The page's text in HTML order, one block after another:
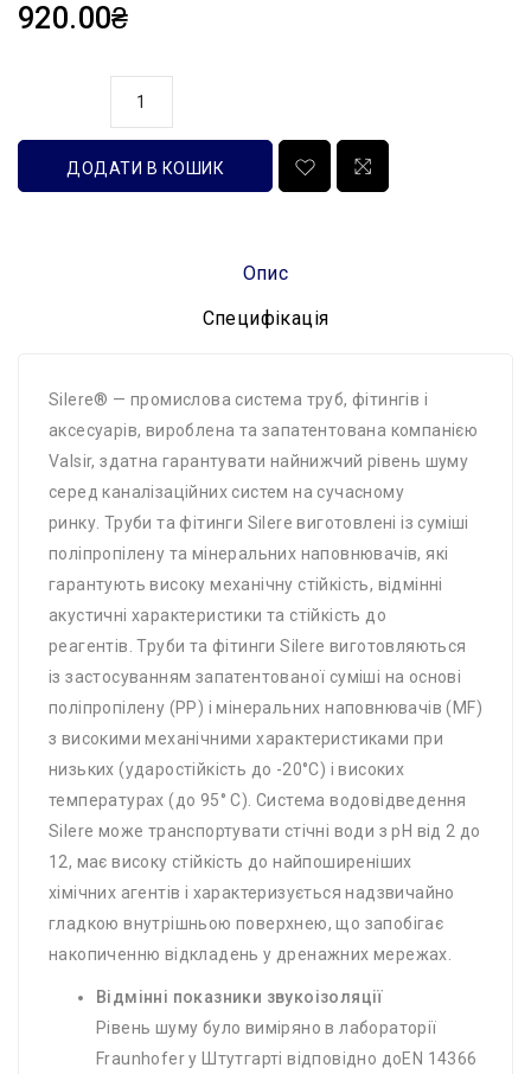
920.00₴
ДОДАТИ В КОШИК
Опис
Специфікація
Silere® — промислова система труб, фітингів і
аксесуарів, вироблена та запатентована компанією
Valsir, здатна гарантувати найнижчий рівень шуму
серед каналізаційних систем на сучасному
ринку. Труби та фітинги Silere виготовлені із суміші
поліпропілену та мінеральних наповнювачів, які
гарантують високу механічну стійкість, відмінні
акустичні характеристики та стійкість до
реагентів. Труби та фітинги Silere виготовляються
із застосуванням запатентованої суміші на основі
поліпропілену (PP) і мінеральних наповнювачів (MF)
з високими механічними характеристиками при
низьких (ударостійкість до -20°C) і високих
температурах (до 95° C). Система водовідведення
Silere може транспортувати стічні води з pH від 2 до
12, має високу стійкість до найпоширеніших
хімічних агентів і характеризується надзвичайно
гладкою внутрішньою поверхнею, що запобігає
накопиченню відкладень у дренажних мережах.
Відмінні показники звукоізоляції
Рівень шуму було виміряно в лабораторії
Fraunhofer у Штутгарті відповідно доEN 14366